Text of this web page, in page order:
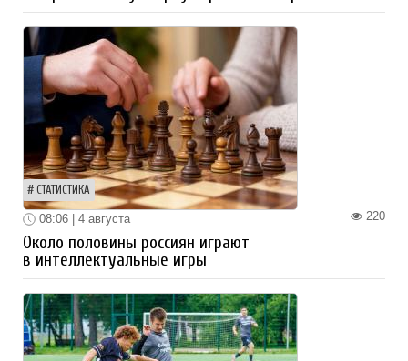
СТАТИСТИКА
220
08:06 | 4 августа
Около половины россиян играют
в интеллектуальные игры